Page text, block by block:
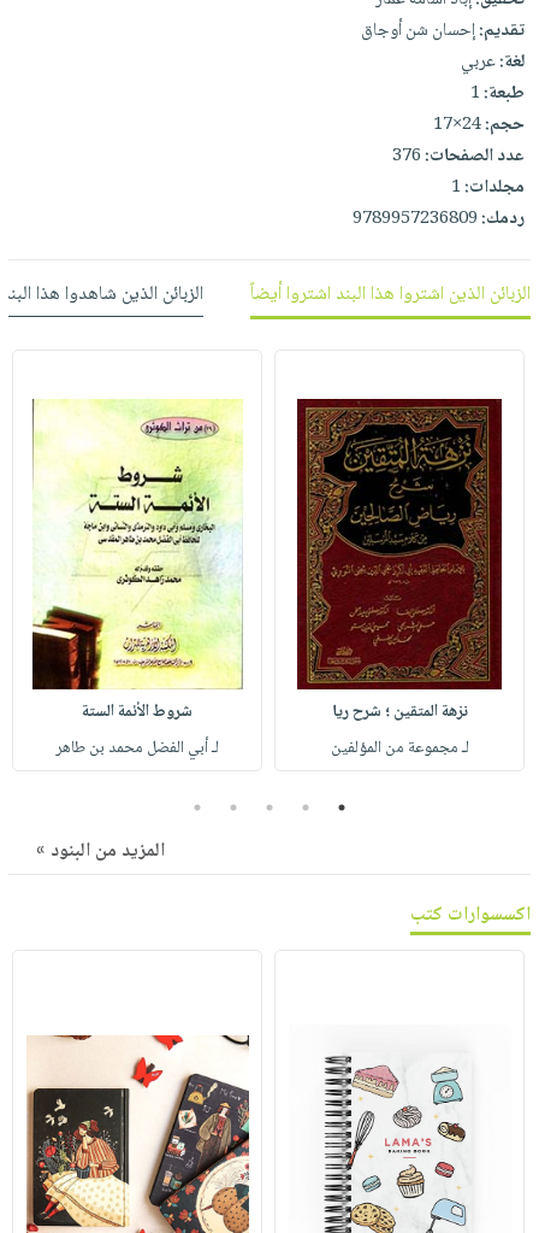
العناية
بالأسنان
الحمية
والتغذية
أدوات
المائدة
الأوعية
والتخزين
أدوات
المطبخ
الأكثر
مبيعاً
العودة
للمدارس
اكسسوارات
كتب
اكسسوارات
منزلية
اكسسوارات
حقائب
حلي
عناية
بالذات
صابون
أطفال
مناسبات
شحن
مجاني
بنود
مختارة
اشتراكات
كل
الاشتراكات
صندوق
القراءة
iKitab
بلا
حدود
بحث
متقدم
نيل
عن
الشركة
سياسة
الشركة
فيديوهات
أسئلة
يتكرر
طرحها
خدمات
وفرات
تواصل
معنا
حسابك
لائحة
الأمنيات
عربة
التسوق
نشرة
الإصدارات
تقديم:إحسان شن أوجاق
لغة:عربي
طبعة:1
حجم:24×17
عدد الصفحات:376
مجلدات:1
ردمك:9789957236809
الزبائن الذين اشتروا هذا البند اشتروا أيضاً الزبائن الذين شاهدوا هذا
نزهة المتقين ؛ شرح ريا
لـ مجموعة من المؤلفين
شروط الأئمة الستة
لـ أبي الفضل محمد بن طاهر
1
2
3
4
5
المزيد من البنود »
اكسسوارات كتب